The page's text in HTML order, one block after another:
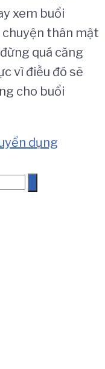
xem buổi
thân mật
quá căng
vì điều đó sẽ
cho buổi
dụng